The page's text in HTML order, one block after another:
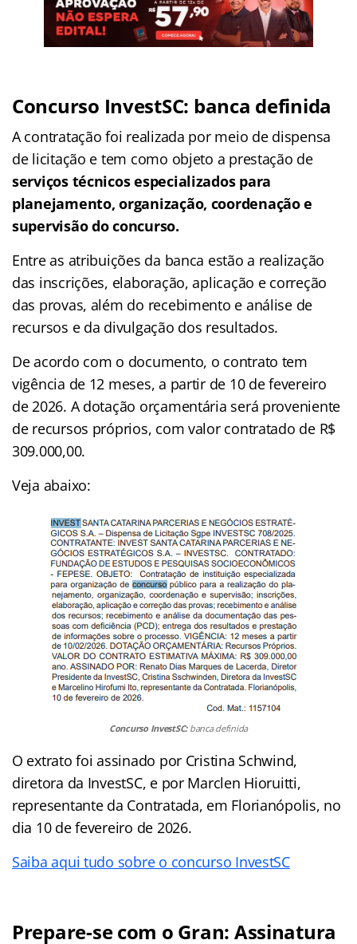
Concurso InvestSC: banca definida
A contratação foi realizada por meio de dispensa
de licitação e tem como objeto a prestação de
serviços técnicos especializados para
planejamento, organização, coordenação e
supervisão do concurso.
Entre as atribuições da banca estão a realização
das inscrições, elaboração, aplicação e correção
das provas, além do recebimento e análise de
recursos e da divulgação dos resultados.
De acordo com o documento, o contrato tem
vigência de 12 meses, a partir de 10 de fevereiro
de 2026. A dotação orçamentária será proveniente
de recursos próprios, com valor contratado de R$
309.000,00.
Veja abaixo:
Concurso InvestSC: banca definida
O extrato foi assinado por Cristina Schwind,
diretora da InvestSC, e por Marclen Hioruitti,
representante da Contratada, em Florianópolis, no
dia 10 de fevereiro de 2026.
Saiba aqui tudo sobre o concurso InvestSC
Prepare-se com o Gran: Assinatura